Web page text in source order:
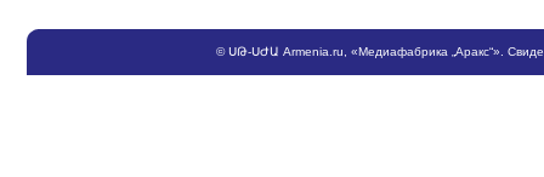
©ՍԹ-ՍԺԱ Armenia.ru , «Медиафабрика „Аракс“».